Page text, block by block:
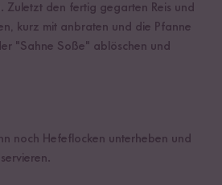
Zuletzt den fertig gegarten Reis und
kurz mit anbraten und die Pfanne
"Sahne Soße" ablöschen und
noch Hefeflocken unterheben und